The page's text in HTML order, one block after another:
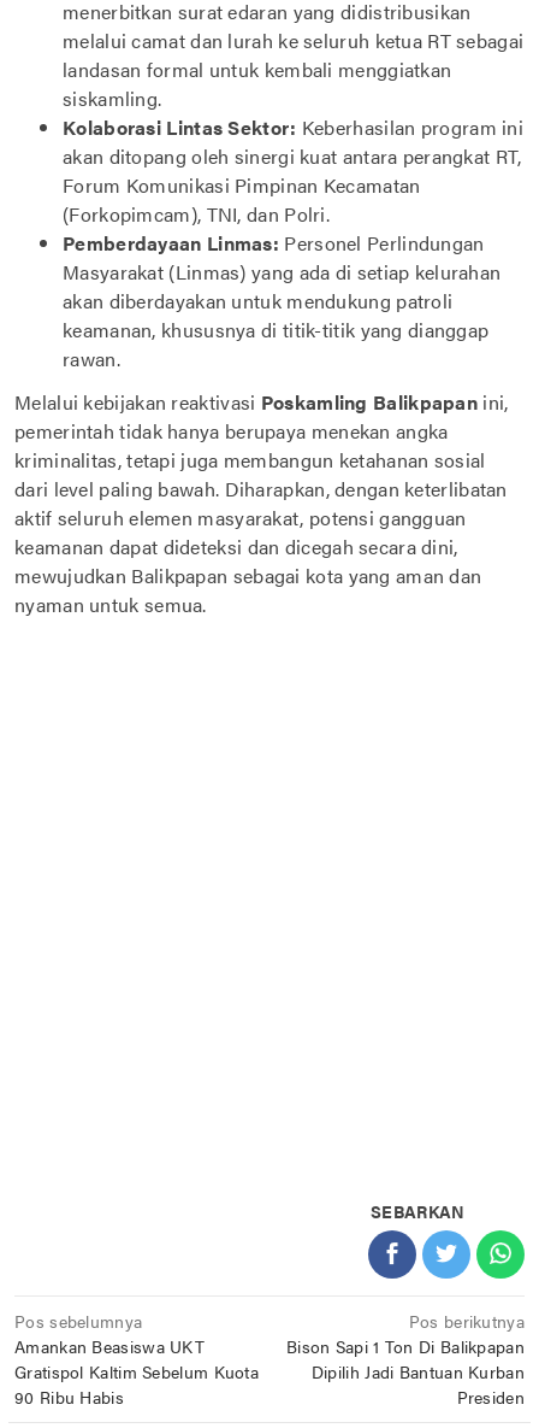
menerbitkan surat edaran yang didistribusikan
melalui camat dan lurah ke seluruh ketua RT sebagai
landasan formal untuk kembali menggiatkan
siskamling.
Kolaborasi Lintas Sektor: Keberhasilan program ini
akan ditopang oleh sinergi kuat antara perangkat RT,
Forum Komunikasi Pimpinan Kecamatan
(Forkopimcam), TNI, dan Polri.
Pemberdayaan Linmas: Personel Perlindungan
Masyarakat (Linmas) yang ada di setiap kelurahan
akan diberdayakan untuk mendukung patroli
keamanan, khususnya di titik-titik yang dianggap
rawan.
Melalui kebijakan reaktivasi Poskamling Balikpapan ini,
pemerintah tidak hanya berupaya menekan angka
kriminalitas, tetapi juga membangun ketahanan sosial
dari level paling bawah. Diharapkan, dengan keterlibatan
aktif seluruh elemen masyarakat, potensi gangguan
keamanan dapat dideteksi dan dicegah secara dini,
mewujudkan Balikpapan sebagai kota yang aman dan
nyaman untuk semua.
SEBARKAN
Navigasi
pos
Pos sebelumnya
Amankan Beasiswa UKT
Gratispol Kaltim Sebelum Kuota
90 Ribu Habis
Pos berikutnya
Bison Sapi 1 Ton Di Balikpapan
Dipilih Jadi Bantuan Kurban
Presiden